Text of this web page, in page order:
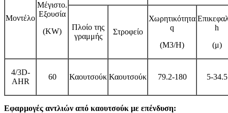
Μοντέλο
Μέγιστο.
Εξουσία
(KW)
Πλοίο της
γραμμής
Στροφείο
Χωρητικότητα
q
(M3/H)
h
(μ)
4/3D-
AHR
60 Καουτσούκ Καουτσούκ 79.2-180 5-34.5
Εφαρμογές αντλιών από καουτσούκ με επένδυση: